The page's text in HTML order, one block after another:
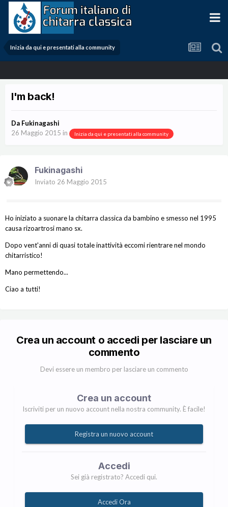
Inizia da qui e presentati alla community
I'm back!
Da Fukinagashi
26 Maggio 2015 in Inizia da qui e presentati alla community
Fukinagashi
Inviato 26 Maggio 2015
Ho iniziato a suonare la chitarra classica da bambino e smesso nel 1995
causa rizoartrosi mano sx.
Dopo vent'anni di quasi totale inattività eccomi rientrare nel mondo
chitarristico!
Mano permettendo...
Ciao a tutti!
Crea un account o accedi per lasciare un
commento
Devi essere un membro per lasciare un commento
Crea un account
Iscriviti per un nuovo account nella nostra community. È facile!
Registra un nuovo account
Accedi
Sei già registrato? Accedi qui.
Accedi Ora